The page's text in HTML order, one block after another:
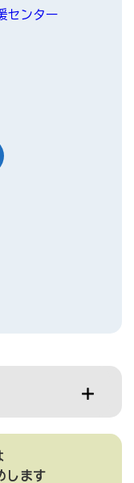
センター
します